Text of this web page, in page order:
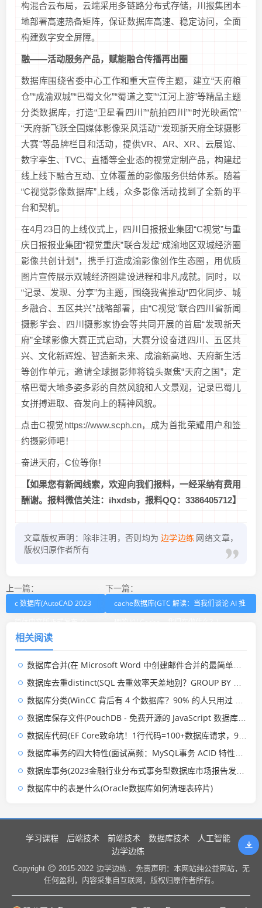
构混合云布局，云端采用多链路分布式存储，川报集团本
地部署高速热备矩阵，保证数据库高速、稳定访问，全面
构建数字安全屏障。
融——活动服务产品，赋能融合传播再出圈
数据库围绕省委中心工作和重大宣传主题，建立“天府粮
仓”“成渝双城”“巴蜀文化”“蜀道之变”“江河上游”等精品主题
分类数据库，打造“卫星看四川”“航拍四川”“时光映画馆”
“天府新飞跃全国媒体影像采风活动”“发现新天府全球摄影
大赛”等品牌栏目和活动，提供VR、AR、XR、云展馆、
数字孪生、TVC、直播等全业态的视觉定制产品，构建起
线上线下融合互动、立体覆盖的影像服务供给体系。随着
“C视觉影像数据库”上线，众多影像活动找到了全新的平
台和契机。
在4月23日的上线仪式上，四川日报报业集团“C视觉”与重
庆日报报业集团“视觉重庆”联合发起“成渝地区双城经济圈
影像共创计划”，携手打造成渝影像创作生态圈，用优质
图片宣传展示双城经济圈建设进程和非凡成就。同时，以
“记录、发现、分享”为主题，围绕我省推动“四化同步、城
乡融合、五区共兴”战略部署，由“C视觉”联合四川省新闻
摄影学会、四川摄影家协会等共同开展的首届“发现新天
府”全球影像大赛正式启动，大赛分设奋进四川、五区共
兴、文化新辉煌、智造新未来、成渝新高地、天府新生活
等创作单元，邀请全球摄影师将镜头聚焦“天府之国”，定
格巴蜀大地多姿多彩的自然风貌和人文景观，记录巴蜀儿
女拼搏进取、奋发向上的精神风貌。
点击C视觉https://www.scph.cn，成为首批荣耀用户和签
约摄影师吧！
奋进天府，C位等你！
【如果您有新闻线索，欢迎向我们报料，一经采纳有费用
酬谢。报料微信关注：ihxdsb，报料QQ：3386405712】
文章版权声明：除非注明，否则均为 边学边练 网络文章，
版权归原作者所有
上一篇：
c 数据库(AutoCAD 2023
下一篇：
cache数据库(GTC 解读：当我们谈论 AI 推
相关阅读
数据库合并(在 Microsoft Word 中创建邮件合并的最简单方法)
数据库去重distinct(SQL 去重效率天差地别？GROUP BY 和 DISTINCT 的底层厮杀)
数据库分类(WinCC 背后有 4 个数据库？90% 的人只用过 1 个！)
数据库保存文件(PouchDB - 免费开源的 JavaScript 数据库，用于离线保存数据)
数据库代码(EF Core致命坑！1行代码=100+数据库请求，90%开发者都踩过)
数据库事务的四大特性(面试高频：MySQL事务 ACID 特性是什么？一篇讲透)
数据库事务(2023金融行业分布式事务型数据库市场报告发布 OceanBase首次披露金融行业营收)
数据库中的表是什么(Oracle数据库如何清理表碎片)
学习课程 后端技术 前端技术 数据库技术
人工智能
边学边练
Copyright 2015-2022 边学边练 .
免责声明：本网站纯公益网站，无
任何盈利，内容采集自互联网，版权归原作者所有。